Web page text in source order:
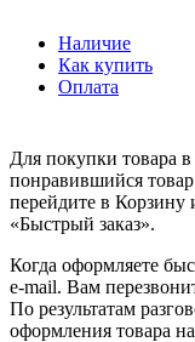
Наличие
Как купить
Оплата
Для покупки товара
понравившийся товар
перейдите в
«Быстрый заказ».
Когда оформляете
e-mail. Вам
По результатам
оформления товара